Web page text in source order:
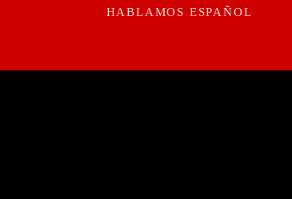
HABLAMOS ESPAÑOL